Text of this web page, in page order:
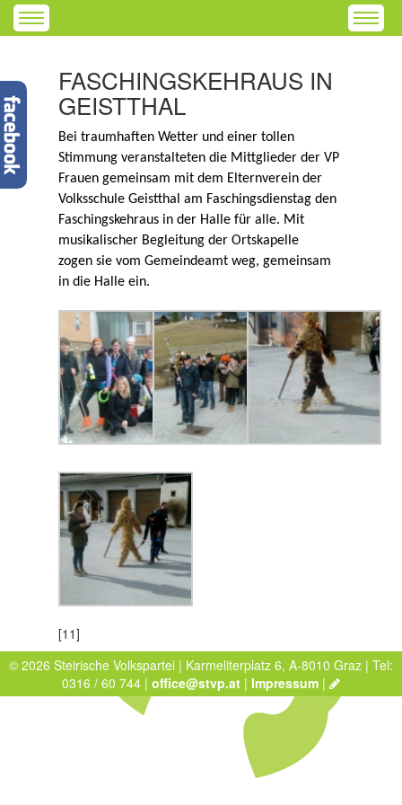
FASCHINGSKEHRAUS IN
GEISTTHAL
Bei traumhaften Wetter und einer tollen
Stimmung veranstalteten die Mittglieder der VP
Frauen gemeinsam mit dem Elternverein der
Volksschule Geistthal am Faschingsdienstag den
Faschingskehraus in der Halle für alle. Mit
musikalischer Begleitung der Ortskapelle
zogen sie vom Gemeindeamt weg, gemeinsam
in die Halle ein.
[11]
© 2026 Steirische Volkspartei | Karmeliterplatz 6, A-8010 Graz | Tel:
0316 / 60 744 | office@stvp.at | Impressum |